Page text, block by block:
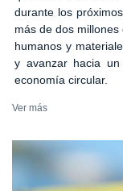
durante los
más de dos
humanos y
y avanzar hacia
economía circular.
Ver más